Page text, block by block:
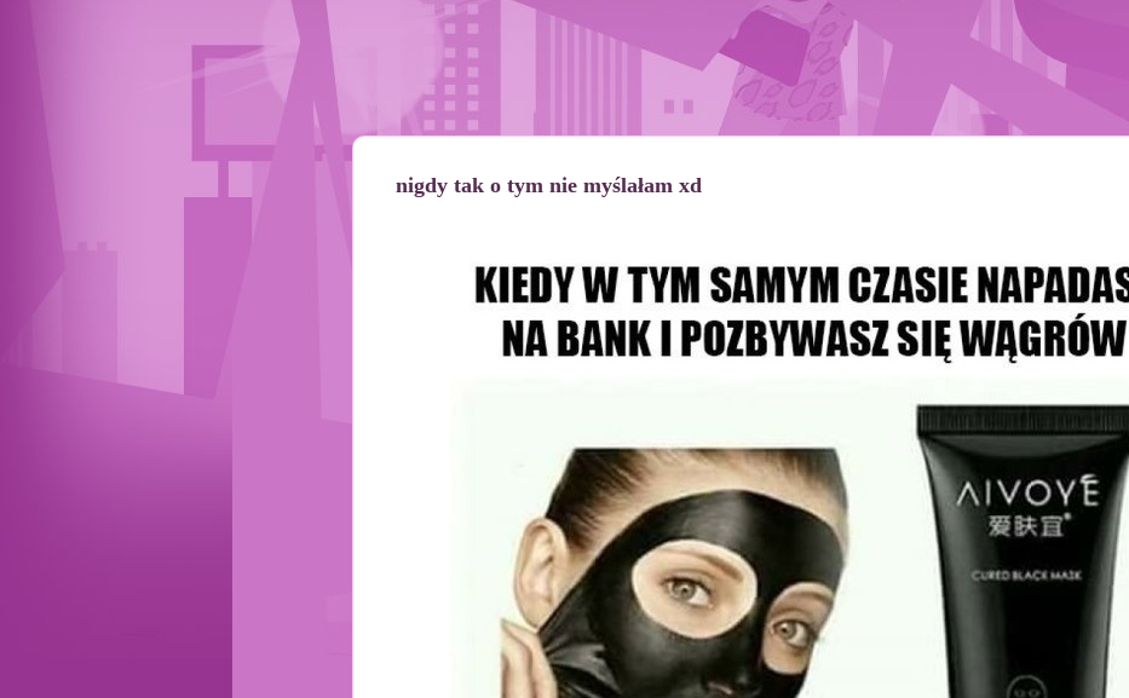
nigdy tak o tym nie myślałam xd